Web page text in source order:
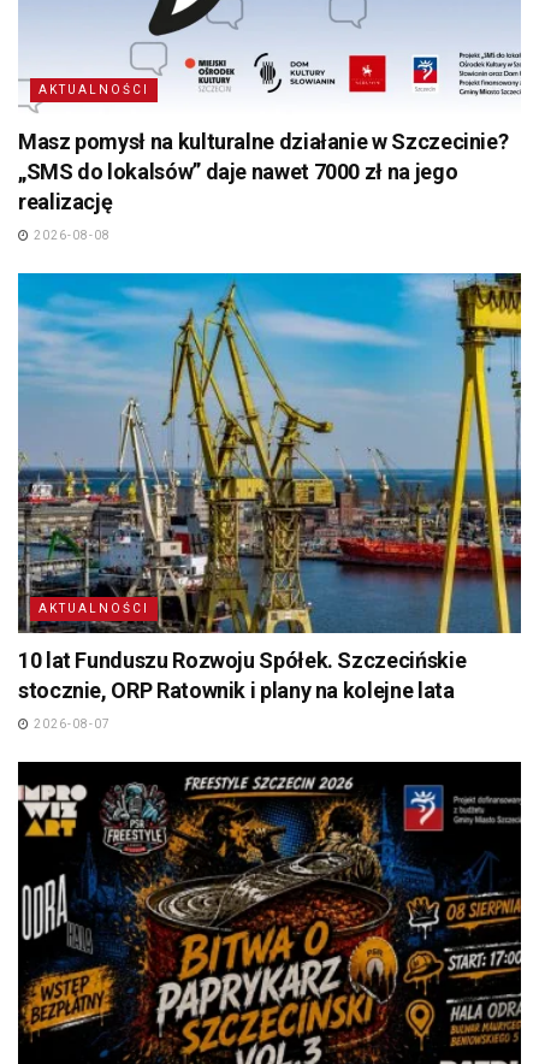
AKTUALNOŚCI
Masz pomysł na kulturalne działanie w Szczecinie?
„SMS do lokalsów” daje nawet 7000 zł na jego
realizację
2026-08-08
AKTUALNOŚCI
10 lat Funduszu Rozwoju Spółek. Szczecińskie
stocznie, ORP Ratownik i plany na kolejne lata
2026-08-07